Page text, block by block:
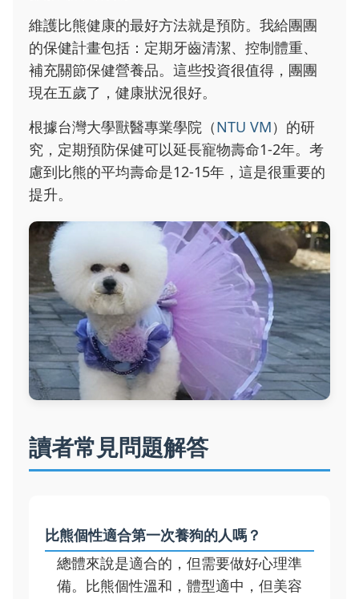
維護比熊健康的最好方法就是預防。我給團團
的保健計畫包括：定期牙齒清潔、控制體重、
補充關節保健營養品。這些投資很值得，團團
現在五歲了，健康狀況很好。
根據台灣大學獸醫專業學院（NTU VM）的研
究，定期預防保健可以延長寵物壽命1-2年。考
慮到比熊的平均壽命是12-15年，這是很重要的
提升。
讀者常見問題解答
比熊個性適合第一次養狗的人嗎？
總體來說是適合的，但需要做好心理準
備。比熊個性溫和，體型適中，但美容